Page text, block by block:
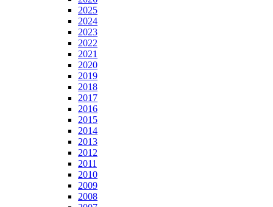
2025
2024
2023
2022
2021
2020
2019
2018
2017
2016
2015
2014
2013
2012
2011
2010
2009
2008